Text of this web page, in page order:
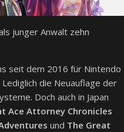
junger Anwalt zehn
seit dem 2016 für Nintendo
die Neuauflage der
Doch auch in Japan
Ace Attorney Chronicles
und The Great